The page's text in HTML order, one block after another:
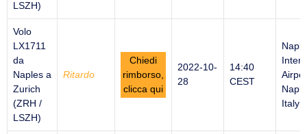
LSZH)
Volo
LX1711
da
Naples a
Zurich
(ZRH /
LSZH)
Ritardo
Chiedi
rimborso,
clicca qui
2022-10-
28
14:40
CEST
Italy